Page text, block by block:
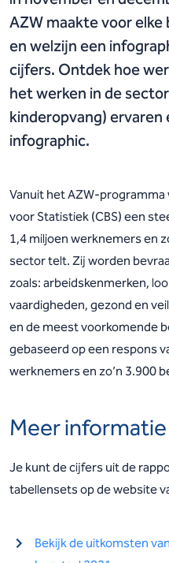
AZW maakte voor
en welzijn een
cijfers. Ontdek hoe
het werken in de
kinderopvang) ervaren
infographic.
Vanuit het AZW-
voor Statistiek (CBS) een
1,4 miljoen werknemers en
sector telt. Zij worden
zoals: arbeidskenmerken,
vaardigheden, gezond en
en de meest voorkomende
gebaseerd op een respons
werknemers en zo’n 3.900
Meer informatie
Je kunt de cijfers uit de
tabellensets op de website
Bekijk de uitkomsten